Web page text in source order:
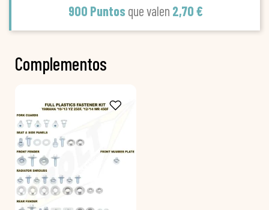
900 Puntos que valen 2,70 €
Complementos